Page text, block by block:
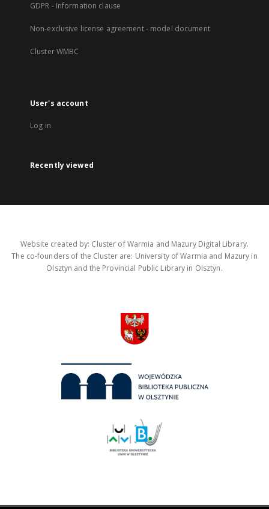
GDPR - Information clause
Non-exclusive license agreement - model document
Cluster WMBC
User's account
Log in
Recently viewed
Website created by: Cluster of Warmia and Mazury Digital Library.
The co-founders of the Cluster are: University of Warmia and Mazury in
Olsztyn and the Provincial Public Library in Olsztyn.